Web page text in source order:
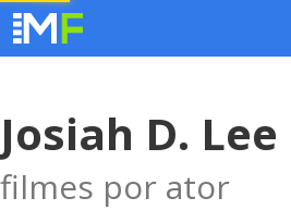
Josiah D. Lee
filmes por ator